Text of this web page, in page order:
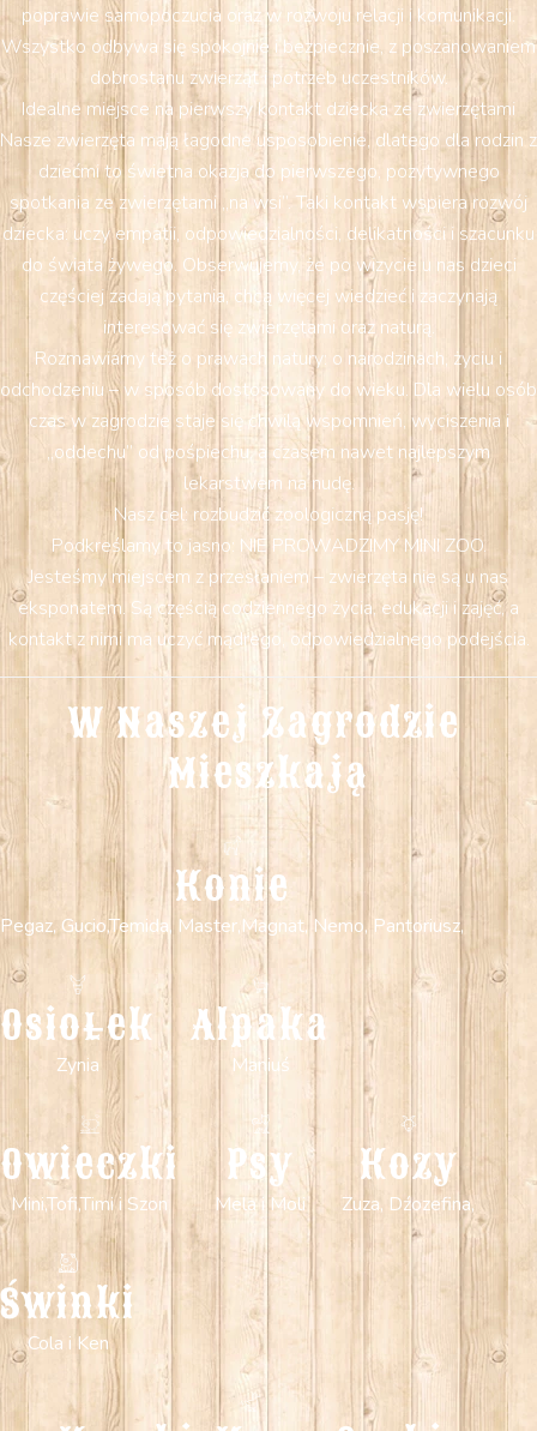
poprawie samopoczucia oraz w rozwoju relacji i komunikacji.
Wszystko odbywa się spokojnie i bezpiecznie, z poszanowaniem
dobrostanu zwierząt i potrzeb uczestników.
Idealne miejsce na pierwszy kontakt dziecka ze zwierzętami
Nasze zwierzęta mają łagodne usposobienie, dlatego dla rodzin z
dziećmi to świetna okazja do pierwszego, pozytywnego
spotkania ze zwierzętami „na wsi”. Taki kontakt wspiera rozwój
dziecka: uczy empatii, odpowiedzialności, delikatności i szacunku
do świata żywego. Obserwujemy, że po wizycie u nas dzieci
częściej zadają pytania, chcą więcej wiedzieć i zaczynają
interesować się zwierzętami oraz naturą.
Rozmawiamy też o prawach natury: o narodzinach, życiu i
odchodzeniu – w sposób dostosowany do wieku. Dla wielu osób
czas w zagrodzie staje się chwilą wspomnień, wyciszenia i
„oddechu” od pośpiechu, a czasem nawet najlepszym
lekarstwem na nudę.
Nasz cel: rozbudzić zoologiczną pasję!
Podkreślamy to jasno: NIE PROWADZIMY MINI ZOO.
Jesteśmy miejscem z przesłaniem – zwierzęta nie są u nas
eksponatem. Są częścią codziennego życia, edukacji i zajęć, a
kontakt z nimi ma uczyć mądrego, odpowiedzialnego podejścia.
W Naszej Zagrodzie
Mieszkają
Konie
Pegaz, Gucio,Temida, Master,Magnat, Nemo, Pantoriusz,
Osiołek
Zynia
Alpaka
Maniuś
Owieczki
Mini,Tofi,Timi i Szon
Psy
Mela i Moli
Kozy
Zuza, Dźozefina,
Świnki
Cola i Ken